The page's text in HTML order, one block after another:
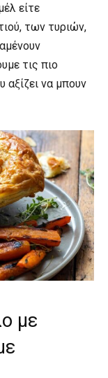
είτε
των τυριών,
τις πιο
αξίζει να μπουν
με